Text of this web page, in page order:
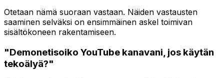
Otetaan nämä suoraan vastaan. Näiden vastausten
saaminen selväksi on ensimmäinen askel toimivan
sisältökoneen rakentamiseen.
"Demonetisoiko YouTube kanavani, jos käytän
tekoälyä?"